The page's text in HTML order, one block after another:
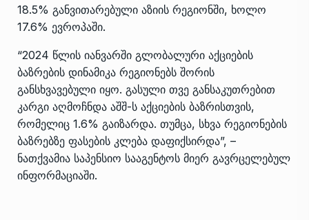
18.5% განვითარებული აზიის რეგიონში, ხოლო
17.6% ევროპაში.
“2024 წლის იანვარში გლობალური აქციების
ბაზრების დინამიკა რეგიონებს შორის
განსხვავებული იყო. გასული თვე განსაკუთრებით
კარგი აღმოჩნდა აშშ-ს აქციების ბაზრისთვის,
რომელიც 1.6% გაიზარდა. თუმცა, სხვა რეგიონების
ბაზრებზე ფასების კლება დაფიქსირდა”, –
ნათქვამია საპენსიო სააგენტოს მიერ გავრცელებულ
ინფორმაციაში.